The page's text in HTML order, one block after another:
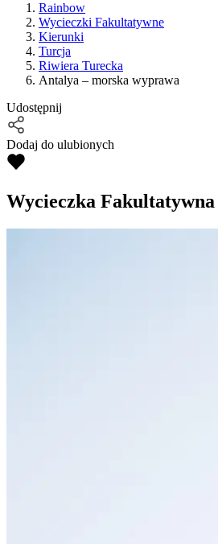
Rainbow
Wycieczki Fakultatywne
Kierunki
Turcja
Riwiera Turecka
Antalya – morska wyprawa
Udostępnij
Dodaj do ulubionych
Wycieczka Fakultatywna